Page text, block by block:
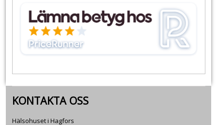
KONTAKTA OSS
Hälsohuset i Hagfors